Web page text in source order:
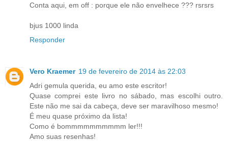
Conta aqui, em off : porque ele não envelhece ??? rsrsrs
bjus 1000 linda
Responder
Vero Kraemer 19 de fevereiro de 2014 às 22:03
Adri gemula querida, eu amo este escritor!
Quase comprei este livro no sábado, mas escolhi outro.
Este não me sai da cabeça, deve ser maravilhoso mesmo!
É meu quase próximo da lista!
Como é bommmmmmmmmm ler!!!
Amo suas resenhas!